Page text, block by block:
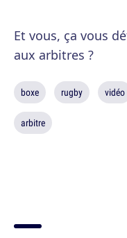
Et vous, ça vous
aux arbitres ?
boxe rugby vidéo
arbitre